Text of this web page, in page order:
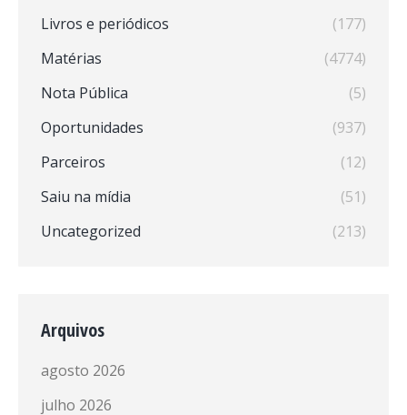
Livros e periódicos
(177)
Matérias
(4774)
Nota Pública
(5)
Oportunidades
(937)
Parceiros
(12)
Saiu na mídia
(51)
Uncategorized
(213)
Arquivos
agosto 2026
julho 2026